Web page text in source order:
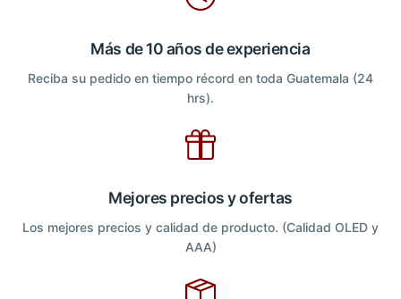
Más de 10 años de experiencia
Reciba su pedido en tiempo récord en toda Guatemala (24
hrs).
Mejores precios y ofertas
Los mejores precios y calidad de producto. (Calidad OLED y
AAA)